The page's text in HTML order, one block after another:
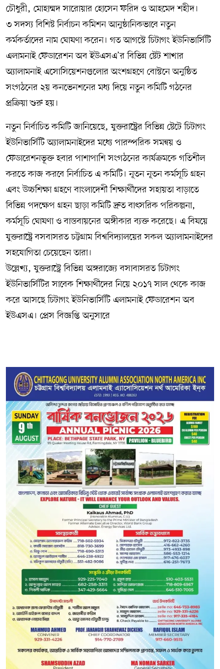
চৌধুরী, মোহাম্মদ সারোয়ার হোসেন ফরিদ ও আহমেদ শহীদ।
৩ সদস্য বিশিষ্ট নির্বাচন কমিশন আনুষ্ঠানিকভাবে নতুন
কর্মকর্তাদের নাম ঘোষণা করেন। গত আগস্টে চিটাগং ইউনিভার্সিটি
এলামনাই ফেডারেশন অব ইউএসএ’র বিভিন্ন ষ্টেট শাখার
অ‍্যালামনাই এসোসিয়েশনগুলোর অংশগ্রহণে বোস্টনে অনুষ্ঠিত
সংগঠনের ২য় কনভেনশনের মধ্য দিয়ে নতুন কমিটি গঠনের
প্রক্রিয়া শুরু হয়।
নতুন নির্বাচিত কমিটি জানিয়েছে, যুক্তরাষ্ট্রের বিভিন্ন ষ্টেটে চিটাগং
ইউনিভার্সিটি অ্যালামনাইদের মধ্যে পারস্পরিক সমন্বয় ও
ফেডারেশনভূক্ত হবার পাশাপাশি সংগঠনের কার্যক্রমকে গতিশীল
করতে কাজ করবে নির্বাচিত এ কমিটি। নূতন নূতন কর্মসূচি গ্রহন
এবং উচ্চশিক্ষা গ্রহণে বাংলাদেশী শিক্ষার্থীদের সহায়তা বাড়াতে
বিভিন্ন পদক্ষেপ গ্রহন ছাড়া কমিটি দ্রুত বাৎসরিক পরিকল্পনা,
কর্মসূচি ঘোষণা ও বাস্তবায়নের অঙ্গীকার ব‍্যক্ত করেছে। এ বিষয়ে
যুক্তরাষ্ট্রে বসবাসরত চট্টগ্রাম বিশ্ববিদ্যালয়ের সকল অ‍্যালামনাইদের
সহযোগিতা চেয়েছেন তারা।
উল্লেখ্য, যুক্তরাস্ট্রে বিভিন্ন অঙ্গরাজ্যে বসাবাসরত চিটাগং
ইউনিভার্সিটির সাবেক শিক্ষার্থীদের নিয়ে ২০১৭ সাল থেকে কাজ
করে আসছে চিটাগং ইউনিভার্সিটি এলামনাই ফেডারেশন অব
ইউএসএ। প্রেস বিজ্ঞপ্তি অনুসারে